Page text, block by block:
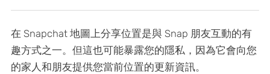
在 Snapchat 地圖上分享位置是與 Snap 朋友互動的有
趣方式之一。但這也可能暴露您的隱私，因為它會向您
的家人和朋友提供您當前位置的更新資訊。